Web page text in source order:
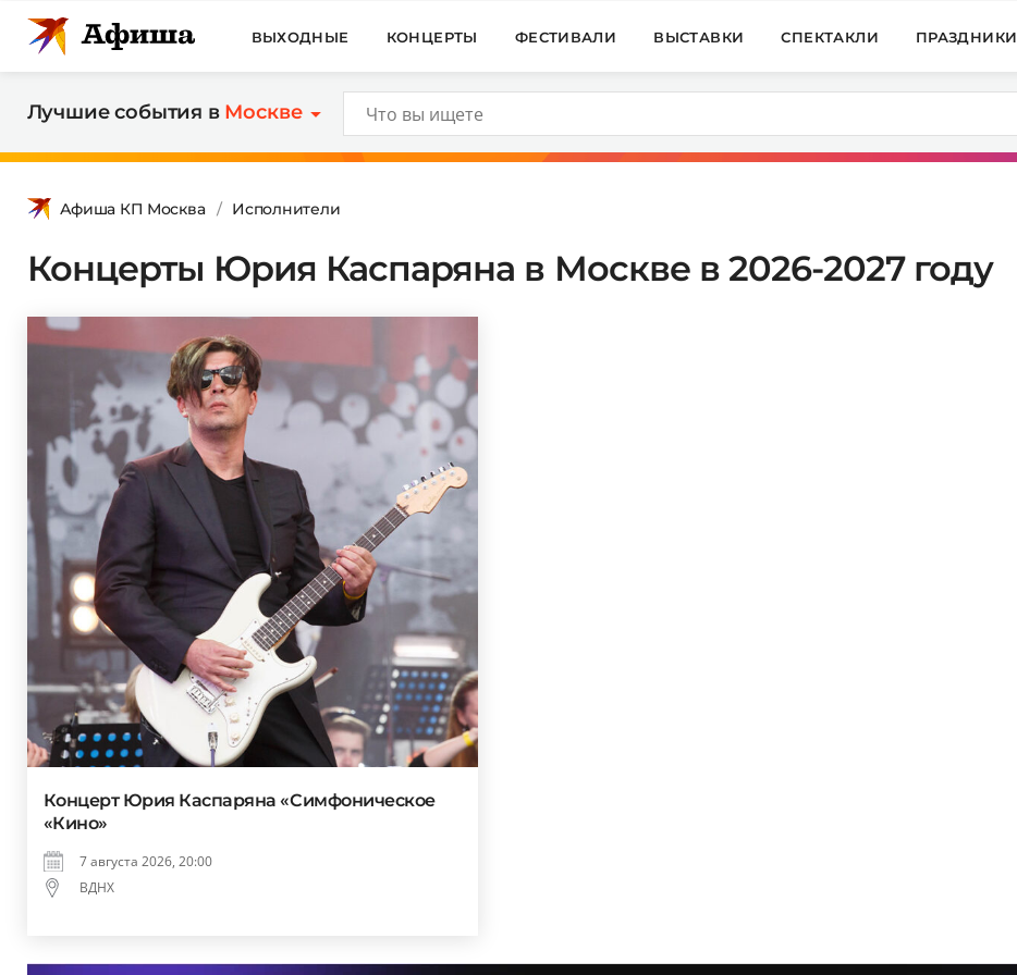
ВЫХОДНЫЕ КОНЦЕРТЫ ФЕСТИВАЛИ ВЫСТАВКИ СПЕКТАКЛИ ПРАЗДНИКИ
Лучшие события в Москве
Афиша КП Москва Исполнители
Концерты Юрия Каспаряна в Москве в 2026-2027 году
Концерт Юрия Каспаряна «Симфоническое
«Кино»
7 августа 2026, 20:00
ВДНХ